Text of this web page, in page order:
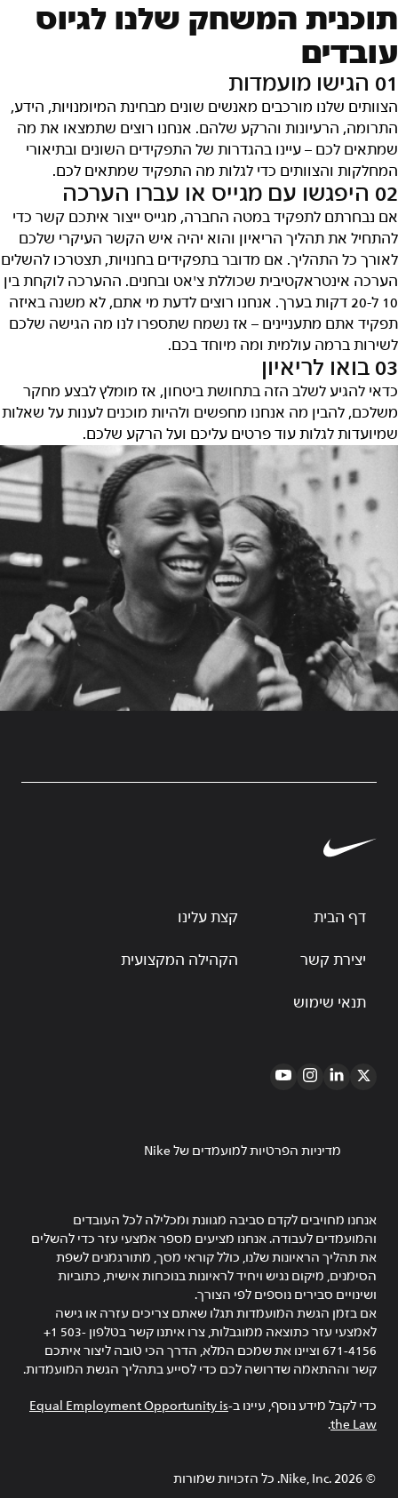
תוכנית המשחק שלנו לגיוס
עובדים
01 הגישו מועמדות
הצוותים שלנו מורכבים מאנשים שונים מבחינת המיומנויות, הידע,
התרומה, הרעיונות והרקע שלהם. אנחנו רוצים שתמצאו את מה
שמתאים לכם – עיינו בהגדרות של התפקידים השונים ובתיאורי
המחלקות והצוותים כדי לגלות מה התפקיד שמתאים לכם.
02 היפגשו עם מגייס או עברו הערכה
אם נבחרתם לתפקיד במטה החברה, מגייס ייצור איתכם קשר כדי
להתחיל את תהליך הריאיון והוא יהיה איש הקשר העיקרי שלכם
לאורך כל התהליך. אם מדובר בתפקידים בחנויות, תצטרכו להשלים
הערכה אינטראקטיבית שכוללת צ'אט ובחנים. ההערכה לוקחת בין
10 ל-20 דקות בערך. אנחנו רוצים לדעת מי אתם, לא משנה באיזה
תפקיד אתם מתעניינים – אז נשמח שתספרו לנו מה הגישה שלכם
לשירות ברמה עולמית ומה מיוחד בכם.
03 בואו לריאיון
כדאי להגיע לשלב הזה בתחושת ביטחון, אז מומלץ לבצע מחקר
משלכם, להבין מה אנחנו מחפשים ולהיות מוכנים לענות על שאלות
שמיועדות לגלות עוד פרטים עליכם ועל הרקע שלכם.
דף הבית קצת עלינו
יצירת קשר הקהילה המקצועית
תנאי שימוש
מדיניות הפרטיות למועמדים של Nike
אנחנו מחויבים לקדם סביבה מגוונת ומכלילה לכל העובדים
והמועמדים לעבודה. אנחנו מציעים מספר אמצעי עזר כדי להשלים
את תהליך הראיונות שלנו, כולל קוראי מסך, מתורגמנים לשפת
הסימנים, מיקום נגיש ויחיד לראיונות בנוכחות אישית, כתוביות
ושינויים סבירים נוספים לפי הצורך.
אם בזמן הגשת המועמדות תגלו שאתם צריכים עזרה או גישה
לאמצעי עזר כתוצאה ממוגבלות, צרו איתנו קשר בטלפון ‎+1 503-
671-4156 וציינו את שמכם המלא, הדרך הכי טובה ליצור איתכם
קשר וההתאמה שדרושה לכם כדי לסייע בתהליך הגשת המועמדות.
כדי לקבל מידע נוסף, עיינו ב-Equal Employment Opportunity is
the Law
.
©
2026